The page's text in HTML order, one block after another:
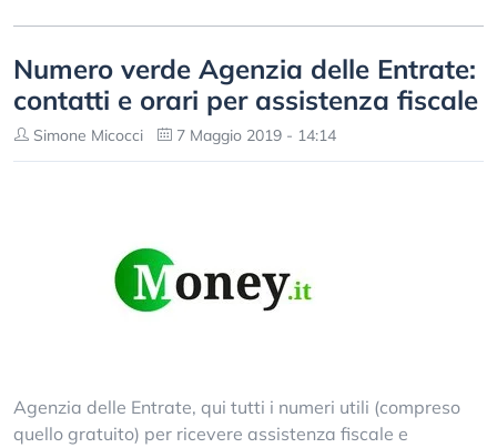
Numero verde Agenzia delle Entrate:
contatti e orari per assistenza fiscale
Simone Micocci 7 Maggio 2019 - 14:14
Agenzia delle Entrate, qui tutti i numeri utili (compreso
quello gratuito) per ricevere assistenza fiscale e